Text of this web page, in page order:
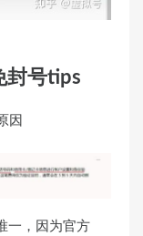
封号tips
因
一，因为官方